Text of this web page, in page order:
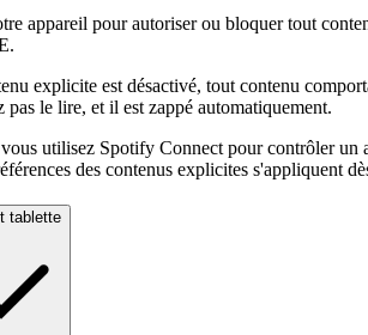
appareil pour autoriser ou bloquer tout
explicite est désactivé, tout contenu
pas le lire, et il est zappé automatiquement.
utilisez Spotify Connect pour contrôler un
des contenus explicites s'appliquent
tablette